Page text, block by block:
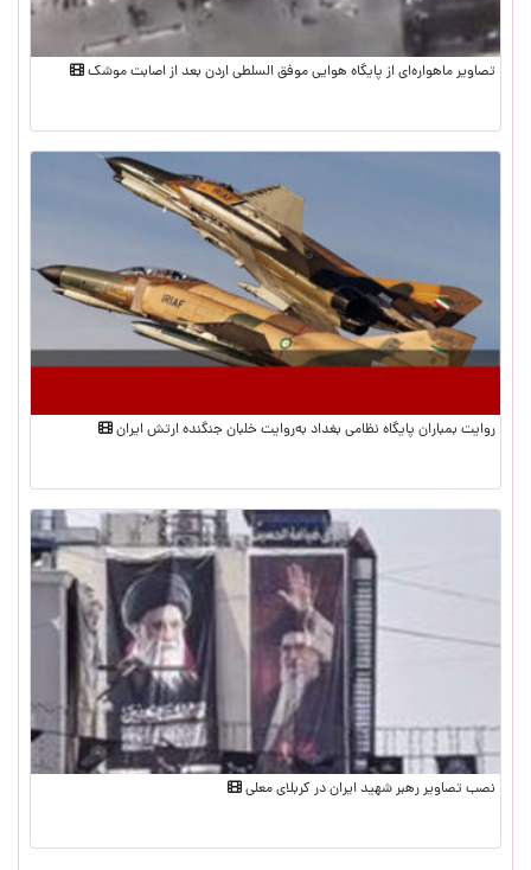
تصاویر ماهواره‌ای از پایگاه هوایی موفق السلطی اردن بعد از اصابت موشک
روایت بمباران پایگاه نظامی بغداد به‌روایت خلبان جنگنده ارتش ایران
نصب تصاویر رهبر شهید ایران در کربلای معلی